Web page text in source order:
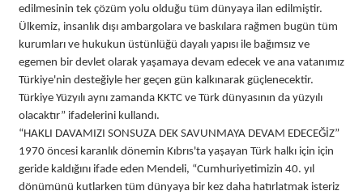
edilmesinin tek çözüm yolu olduğu tüm dünyaya ilan edilmiştir.
Ülkemiz, insanlık dışı ambargolara ve baskılara rağmen bugün tüm
kurumları ve hukukun üstünlüğü dayalı yapısı ile bağımsız ve
egemen bir devlet olarak yaşamaya devam edecek ve ana vatanımız
Türkiye'nin desteğiyle her geçen gün kalkınarak güçlenecektir.
Türkiye Yüzyılı aynı zamanda KKTC ve Türk dünyasının da yüzyılı
olacaktır” ifadelerini kullandı.
“HAKLI DAVAMIZI SONSUZA DEK SAVUNMAYA DEVAM EDECEĞİZ”
1970 öncesi karanlık dönemin Kıbrıs'ta yaşayan Türk halkı için için
geride kaldığını ifade eden Mendeli, “Cumhuriyetimizin 40. yıl
dönümünü kutlarken tüm dünyaya bir kez daha hatırlatmak isteriz